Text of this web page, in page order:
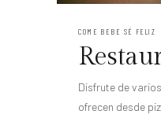
COME BEBE SÉ FELIZ
Disfrute de
ofrecen desde